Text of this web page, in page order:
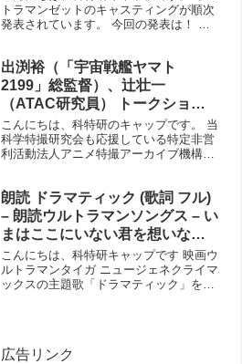
レブロの宿主 ウルトラゼットラ
イザー に怪獣メダル！
トラマンゼットのキャスティングが順次
発表されています。 今回の発表は！ 怪
りひとさん！ 『ウルトラマンＺ』野田理
人さん演じる怪獣研...
出渕裕（「宇宙戦艦ヤマト
2199」総監督）、辻壮一
（ATAC研究員） トークショ
ー。2019年９月12日（木）
HMV&BOOKS HIBIYA
COTTAGE(日比谷シャンテ3階)
こんにちは、科特研のキャップです。 当
科学特撮研究会も応援している特定非営
利活動法人アニメ特撮アーカイブ機構
ションによる講座／トークショーが開催
されます。 出渕裕（「...
朗読 ドラマティック (歌詞 フル)
– 朗読ウルトラマンソングス – い
まはここにいない君を想いなが
ら星空を見上げている歌詞にジ
ンときます
こんにちは、科特研キャップです 映画ウ
ルトラマンタイガ ニュージェネクライマ
ックスの主題歌「ドラマティック」を朗
広告リンク